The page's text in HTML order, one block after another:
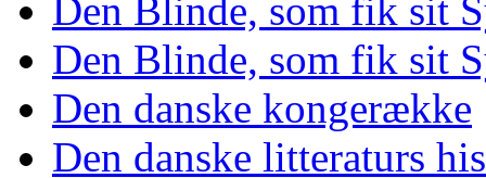
Den Blinde, som fik sit
Den Blinde, som fik sit
Den danske kongerække
Den danske litteraturs